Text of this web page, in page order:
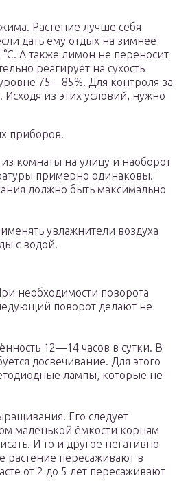
Растение лучше себя
дать ему отдых на зимнее
А также лимон не переносит
реагирует на сухость
75—85%. Для контроля за
из этих условий, нужно
приборов.
комнаты на улицу и наоборот
примерно одинаковы.
должно быть максимально
увлажнители воздуха
с водой.
необходимости поворота
поворот делают не
12—14 часов в сутки. В
досвечивание. Для этого
лампы, которые не
Его следует
маленькой ёмкости корням
И то и другое негативно
растение пересаживают в
от 2 до 5 лет пересаживают